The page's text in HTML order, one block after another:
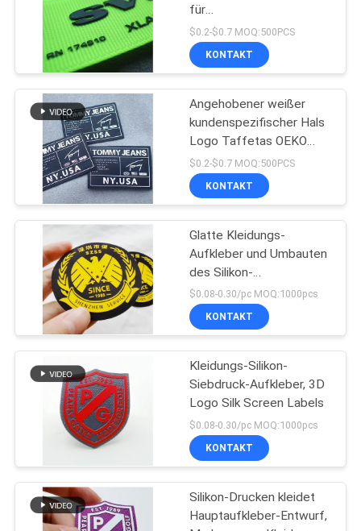
für
Kleidungsdrucksilikonaufkleber
$0.2-$0.7 MOQ:500PCS
KONTAKT
Angehobener weißer
kundenspezifischer Hals
Logo Taffetas OEKO
beschriftet Seidendruck-
Silikon
$0.2-$0.7 MOQ:500PCS
KONTAKT
Glatte Kleidungs-
Aufkleber und Umbauten
des Silikon-
Wärmeübertragungs-
Druck-3d
kundenspezifisch
$0.08-0.30/pc MOQ:1000pcs
KONTAKT
Kleidungs-Silikon-
Siebdruck-Aufkleber, 3D
Logo Silk Screen Labels
$0.08-0.30/pc MOQ:1000pcs
KONTAKT
Silikon-Drucken kleidet
Hauptaufkleber-Entwurf,